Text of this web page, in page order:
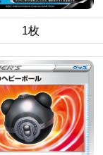
1枚